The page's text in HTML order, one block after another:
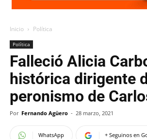
Inicio Política
Política
Falleció Alicia
histórica dirigente
peronismo de
Por Fernando Agüero - 28 marzo, 2021
WhatsApp + Seguinos en